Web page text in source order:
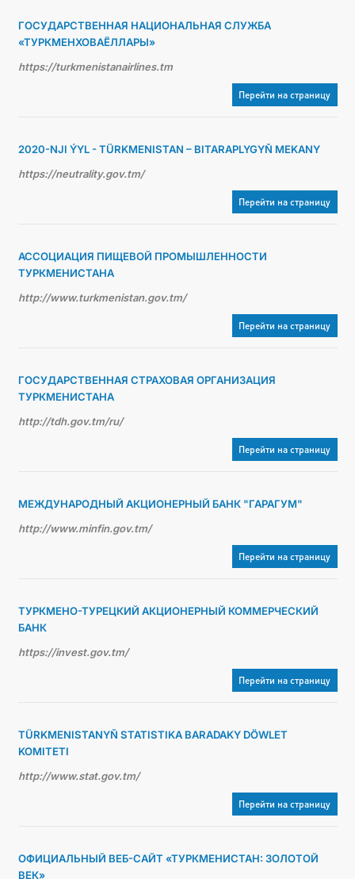
ГОСУДАРСТВЕННАЯ НАЦИОНАЛЬНАЯ СЛУЖБА
«ТУРКМЕНХОВАЁЛЛАРЫ»
https://turkmenistanairlines.tm
Перейти на страницу
2020-NJI ÝYL - TÜRKMENISTAN – BITARAPLYGYŇ MEKANY
https://neutrality.gov.tm/
Перейти на страницу
АССОЦИАЦИЯ ПИЩЕВОЙ ПРОМЫШЛЕННОСТИ
ТУРКМЕНИСТАНА
http://www.turkmenistan.gov.tm/
Перейти на страницу
ГОСУДАРСТВЕННАЯ СТРАХОВАЯ ОРГАНИЗАЦИЯ
ТУРКМЕНИСТАНА
http://tdh.gov.tm/ru/
Перейти на страницу
МЕЖДУНАРОДНЫЙ АКЦИОНЕРНЫЙ БАНК "ГАРАГУМ"
http://www.minfin.gov.tm/
Перейти на страницу
ТУРКМЕНО-ТУРЕЦКИЙ АКЦИОНЕРНЫЙ КОММЕРЧЕСКИЙ
БАНК
https://invest.gov.tm/
Перейти на страницу
TÜRKMENISTANYŇ STATISTIKA BARADAKY DÖWLET
KOMITETI
http://www.stat.gov.tm/
Перейти на страницу
ОФИЦИАЛЬНЫЙ ВЕБ-САЙТ «ТУРКМЕНИСТАН: ЗОЛОТОЙ
ВЕК»